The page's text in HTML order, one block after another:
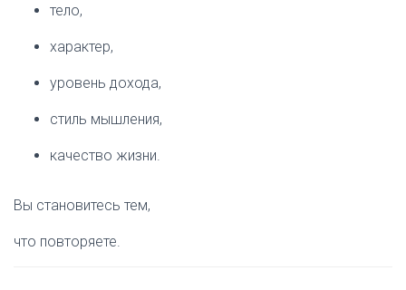
тело,
характер,
уровень дохода,
стиль мышления,
качество жизни.
Вы становитесь тем,
что повторяете.